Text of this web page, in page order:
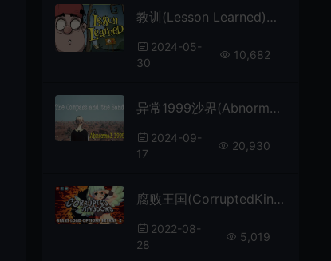
教训(Lesson Learned)简中|PC|SLG|塔防策略生存游戏
2024-05-
30
10,682
异常1999沙界(Abnormal1999: The Compass and the Sand)简中|PC|AVG|高难度悬疑解谜游戏
2024-09-
17
20,930
腐败王国(CorruptedKingdoms)卡通奇幻沙盒RPG游戏|下载
2022-08-
28
5,019